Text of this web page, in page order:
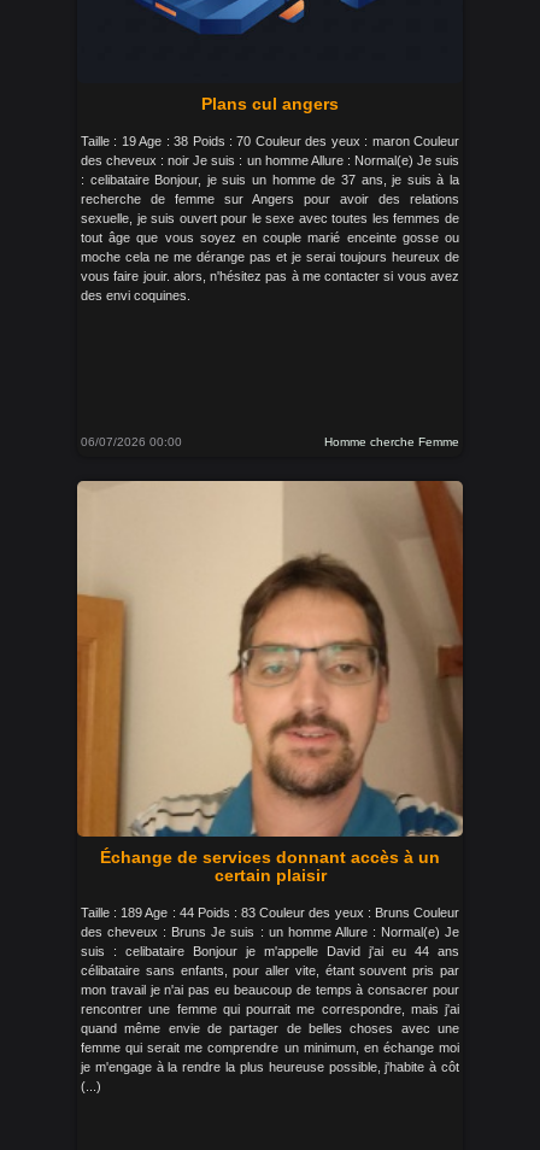
Plans cul angers
Taille : 19 Age : 38 Poids : 70 Couleur des yeux : maron Couleur
des cheveux : noir Je suis : un homme Allure : Normal(e) Je suis
: celibataire Bonjour, je suis un homme de 37 ans, je suis à la
recherche de femme sur Angers pour avoir des relations
sexuelle, je suis ouvert pour le sexe avec toutes les femmes de
tout âge que vous soyez en couple marié enceinte gosse ou
moche cela ne me dérange pas et je serai toujours heureux de
vous faire jouir. alors, n'hésitez pas à me contacter si vous avez
des envi coquines.
06/07/2026 00:00 Homme cherche Femme
Échange de services donnant accès à un
certain plaisir
Taille : 189 Age : 44 Poids : 83 Couleur des yeux : Bruns Couleur
des cheveux : Bruns Je suis : un homme Allure : Normal(e) Je
suis : celibataire Bonjour je m'appelle David j'ai eu 44 ans
célibataire sans enfants, pour aller vite, étant souvent pris par
mon travail je n'ai pas eu beaucoup de temps à consacrer pour
rencontrer une femme qui pourrait me correspondre, mais j'ai
quand même envie de partager de belles choses avec une
femme qui serait me comprendre un minimum, en échange moi
je m'engage à la rendre la plus heureuse possible, j'habite à côt
(...)